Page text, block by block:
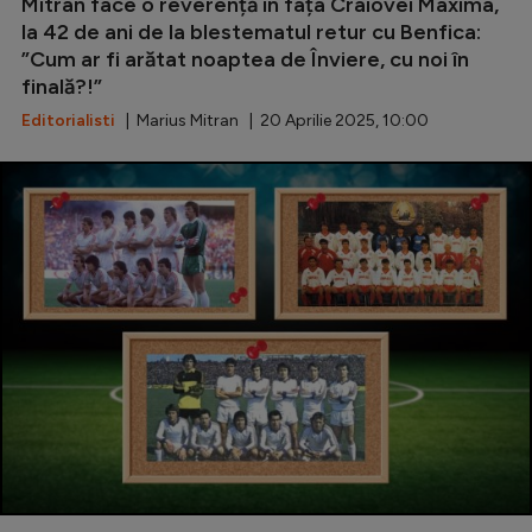
la 42 de ani de la blestematul retur cu Benfica:
”Cum ar fi arătat noaptea de Înviere, cu noi în
finală?!”
Editorialisti | Marius Mitran | 20 Aprilie 2025, 10:00